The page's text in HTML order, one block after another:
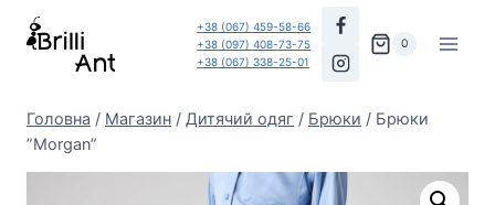
Перейти
+38 (067) 459-58-66
+38 (097) 408-73-75
+38 (067) 338-25-01
0
Головна / Магазин / Дитячий одяг / Брюки / Брюки
”Morgan”